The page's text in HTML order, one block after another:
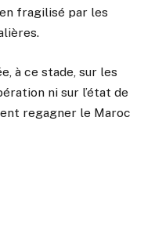
fragilisé par les
à ce stade, sur les
ni sur l’état de
regagner le Maroc